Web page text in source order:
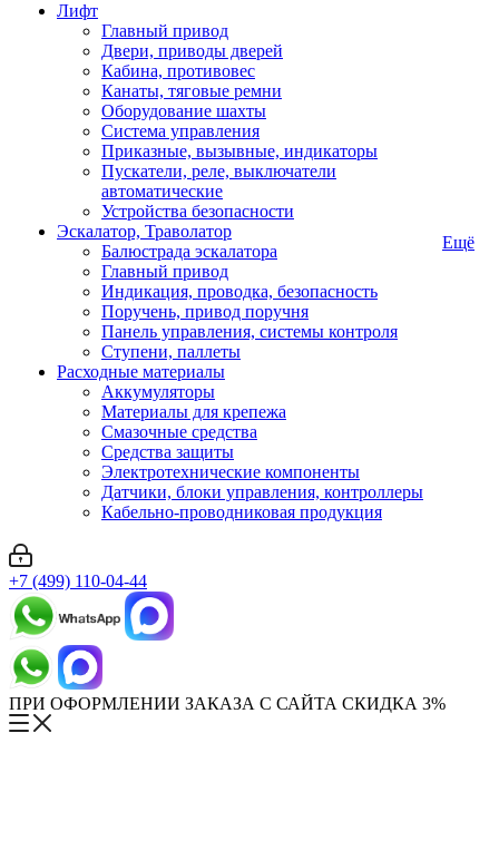
Лифт
Главный привод
Двери, приводы дверей
Кабина, противовес
Канаты, тяговые ремни
Оборудование шахты
Система управления
Приказные, вызывные, индикаторы
Пускатели, реле, выключатели
автоматические
Устройства безопасности
Эскалатор, Траволатор
Балюстрада эскалатора
Главный привод
Индикация, проводка, безопасность
Поручень, привод поручня
Панель управления, системы контроля
Ступени, паллеты
Расходные материалы
Аккумуляторы
Материалы для крепежа
Смазочные средства
Средства защиты
Электротехнические компоненты
Датчики, блоки управления, контроллеры
Кабельно-проводниковая продукция
Ещё
+7 (499) 110-04-44
ПРИ ОФОРМЛЕНИИ ЗАКАЗА С САЙТА СКИДКА 3%